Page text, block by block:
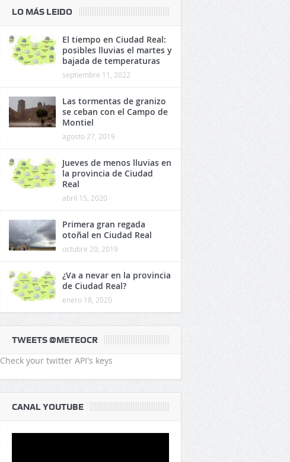
LO MÁS LEIDO
El tiempo en Ciudad Real:
posibles lluvias el martes y
bajada de temperaturas
septiembre 11, 2022
Las tormentas de granizo
se ceban con el Campo de
Montiel
agosto 27, 2019
Jueves de menos lluvias en
la provincia de Ciudad
Real
abril 15, 2020
Primera gran regada
otoñal en Ciudad Real
octubre 20, 2019
¿Va a nevar en la provincia
de Ciudad Real?
enero 18, 2020
TWEETS @METEOCR
Check your twitter API's keys
CANAL YOUTUBE